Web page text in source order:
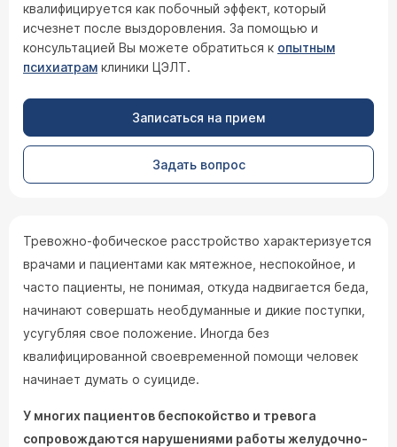
квалифицируется как побочный эффект, который
исчезнет после выздоровления. За помощью и
консультацией Вы можете обратиться к опытным
психиатрам клиники ЦЭЛТ.
Записаться на прием
Задать вопрос
Тревожно-фобическое расстройство характеризуется
врачами и пациентами как мятежное, неспокойное, и
часто пациенты, не понимая, откуда надвигается беда,
начинают совершать необдуманные и дикие поступки,
усугубляя свое положение. Иногда без
квалифицированной своевременной помощи человек
начинает думать о суициде.
У многих пациентов беспокойство и тревога
сопровождаются нарушениями работы желудочно-